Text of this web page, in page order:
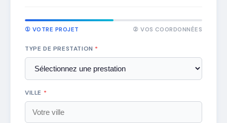
① VOTRE PROJET ② VOS COORDONNÉES
TYPE DE PRESTATION *
VILLE *